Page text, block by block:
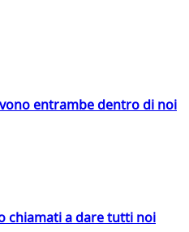
entrambe dentro di noi
chiamati a dare tutti noi